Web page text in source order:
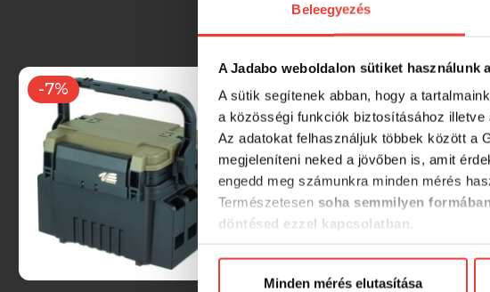
Beleegyezés
A Jadabo weboldalon sütiket használunk
A sütik segítenek abban, hogy a
a közösségi funkciók biztosításához
Az adatokat felhasználjuk többek között a
megjeleníteni neked a jövőben is, amit
engedd meg számunkra minden mérés
Természetesen soha semmilyen
döntésed ezzel kapcsolatban.
Előre is köszönjük!
Minden mérés elutasítása
-7% -6%